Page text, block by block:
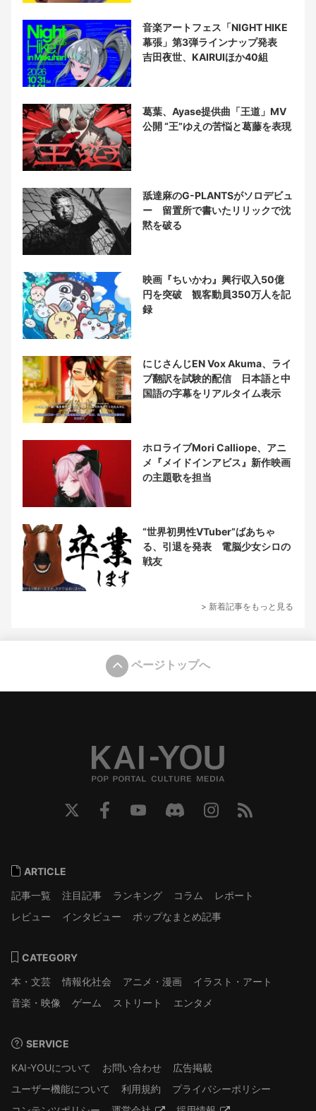
音楽アートフェス「NIGHT HIKE
幕張」第3弾ラインナップ発表
吉田夜世、KAIRUIほか40組
葛葉、Ayase提供曲「王道」MV
公開 “王”ゆえの苦悩と葛藤を表現
舐達麻のG-PLANTSがソロデビュ
ー 留置所で書いたリリックで沈
黙を破る
映画『ちいかわ』興行収入50億
円を突破 観客動員350万人を記
録
にじさんじEN Vox Akuma、ライ
ブ翻訳を試験的配信 日本語と中
国語の字幕をリアルタイム表示
ホロライブMori Calliope、アニ
メ『メイドインアビス』新作映画
の主題歌を担当
“世界初男性VTuber”ばあちゃ
る、引退を発表 電脳少女シロの
戦友
> 新着記事をもっと見る
ページトップへ
ARTICLE
記事一覧
注目記事 ランキング コラム
レポート
レビュー
インタビュー ポップなまとめ記事
CATEGORY
本・文芸
情報化社会 アニメ・漫画
イラスト・アート
音楽・映像
ゲーム ストリート エンタメ
SERVICE
KAI-YOUについて
お問い合わせ
広告掲載
ユーザー機能について
利用規約
プライバシーポリシー